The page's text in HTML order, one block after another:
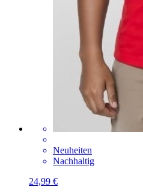
Neuheiten
Nachhaltig
24,99 €